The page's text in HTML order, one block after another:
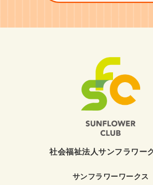
社会福祉法人サンフラワー
サンフラワーワークス